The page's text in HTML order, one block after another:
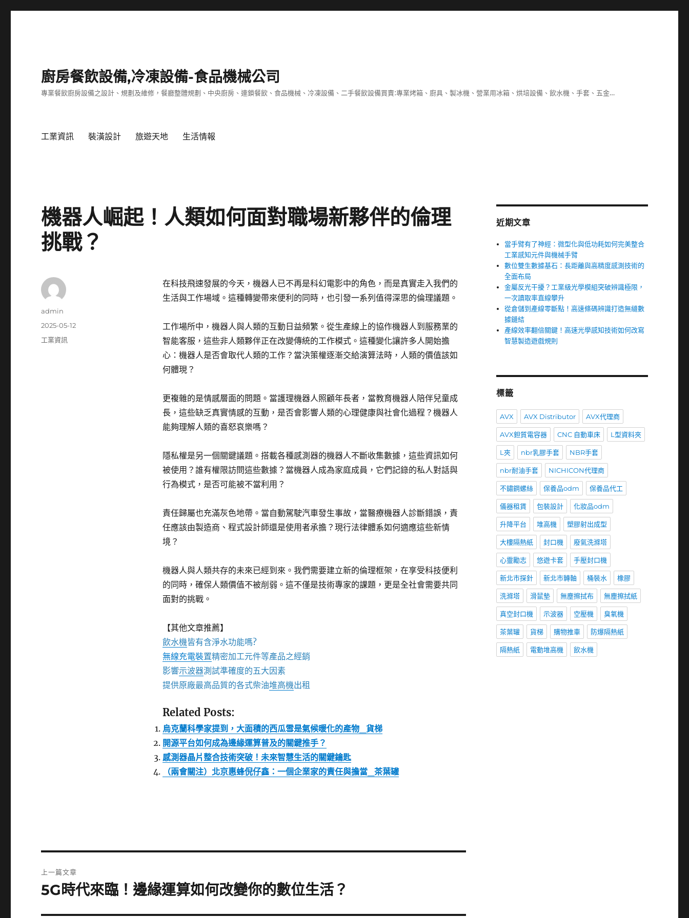
廚房餐飲設備,冷凍設備-食品機械公司
專業餐飲廚房設備之設計、規劃及維修，餐廳整體規劃、中央廚房、連鎖餐飲、食品機械、冷凍設備、二手餐飲設備買賣:專業烤箱、廚具、製冰機、營業用冰箱、烘培設備、飲水機、手套、五金…
工業資訊 裝潢設計 旅遊天地 生活情報
機器人崛起！人類如何面對職場新夥伴的倫理
挑戰？
在科技飛速發展的今天，機器人已不再是科幻電影中的角色，而是真實走入我們的
生活與工作場域。這種轉變帶來便利的同時，也引發一系列值得深思的倫理議題。
工作場所中，機器人與人類的互動日益頻繁。從生產線上的協作機器人到服務業的
智能客服，這些非人類夥伴正在改變傳統的工作模式。這種變化讓許多人開始擔
心：機器人是否會取代人類的工作？當決策權逐漸交給演算法時，人類的價值該如
何體現？
更複雜的是情感層面的問題。當護理機器人照顧年長者，當教育機器人陪伴兒童成
長，這些缺乏真實情感的互動，是否會影響人類的心理健康與社會化過程？機器人
能夠理解人類的喜怒哀樂嗎？
隱私權是另一個關鍵議題。搭載各種感測器的機器人不斷收集數據，這些資訊如何
被使用？誰有權限訪問這些數據？當機器人成為家庭成員，它們記錄的私人對話與
行為模式，是否可能被不當利用？
責任歸屬也充滿灰色地帶。當自動駕駛汽車發生事故，當醫療機器人診斷錯誤，責
任應該由製造商、程式設計師還是使用者承擔？現行法律體系如何適應這些新情
境？
機器人與人類共存的未來已經到來。我們需要建立新的倫理框架，在享受科技便利
的同時，確保人類價值不被削弱。這不僅是技術專家的課題，更是全社會需要共同
面對的挑戰。
【其他文章推薦】
飲水機皆有含淨水功能嗎?
無線充電裝置精密加工元件等產品之經銷
影響示波器測試準確度的五大因素
提供原廠最高品質的各式柴油堆高機出租
Related Posts:
烏克蘭科學家提到，大面積的西瓜雪是氣候暖化的產物_貨梯
開源平台如何成為邊緣運算普及的關鍵推手？
感測器晶片整合技術突破！未來智慧生活的關鍵鑰匙
（兩會關注）北京惠蜂倪仔鑫：一個企業家的責任與擔當_茶葉罐
作
admin
發
2025-05-12
分
工業資訊
章
上一篇文章
上
5G時代來臨！邊緣運算如何改變你的數位生活？
近期文章
當手臂有了神經：微型化與低功耗如何完美整合
工業感知元件與機械手臂
數位雙生數據基石：長距離與高精度感測技術的
全面布局
金屬反光干擾？工業級光學模組突破辨識極限，
一次讀取率直線攀升
從倉儲到產線零斷點！高速條碼辨識打造無縫數
據鏈結
產線效率翻倍關鍵！高速光學感知技術如何改寫
智慧製造遊戲規則
標籤
AVX AVX Distributor AVX代理商
AVX鉭質電容器 CNC 自動車床 L型資料夾
L夾 nbr乳膠手套 NBR手套
nbr耐油手套 NICHICON代理商
不鏽鋼螺絲 保養品odm 保養品代工
儀器租賃 包裝設計 化妝品odm
升降平台 堆高機 塑膠射出成型
大樓隔熱紙 封口機 廢氣洗滌塔
心靈勵志 悠遊卡套 手壓封口機
新北市探針 新北市轉軸 桶裝水 橡膠
洗滌塔 滑鼠墊 無塵擦拭布 無塵擦拭紙
真空封口機 示波器 空壓機 臭氧機
茶葉罐 貨梯 購物推車 防爆隔熱紙
隔熱紙 電動堆高機 飲水機